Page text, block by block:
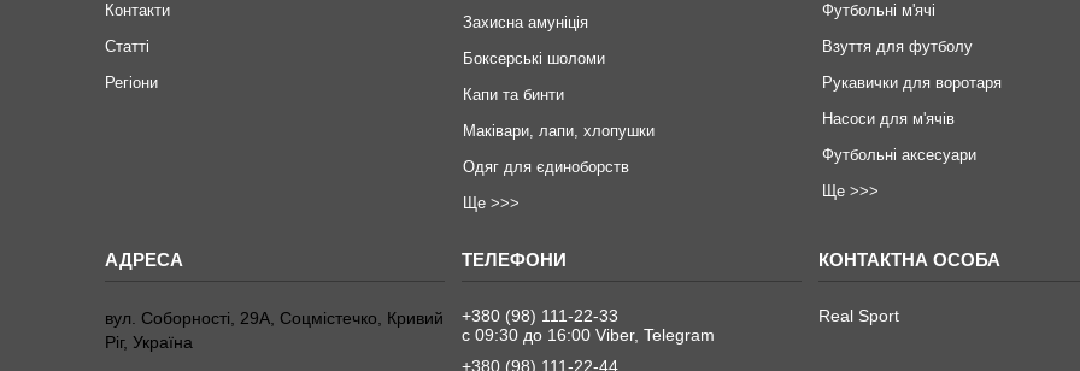
Контакти
Статті
Регіони
Захисна амуніція
Боксерські шоломи
Капи та бинти
Маківари, лапи, хлопушки
Одяг для єдиноборств
Ще >>>
Футбольні м'ячі
Взуття для футболу
Рукавички для воротаря
Насоси для м'ячів
Футбольні аксесуари
Ще >>>
вул. Соборності, 29А, Соцмістечко, Кривий
Ріг, Україна
+380 (98) 111-22-33
с 09:30 до 16:00 Viber, Telegram
+380 (98) 111-22-44
Real Sport